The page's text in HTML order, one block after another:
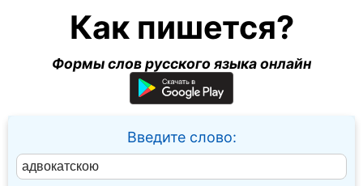
Как пишется?
Формы слов русского языка онлайн
Введите слово: